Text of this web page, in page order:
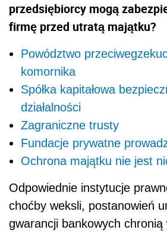
przedsiębiorcy mogą
firmę przed utratą majątku?
Powództwo
komornika
Spółka kapitałowa
działalności
Zagraniczne trusty
Fundacje prywatne
Ochrona majątku nie jest
Odpowiednie instytucje
choćby weksli, postanowień
gwarancji bankowych chronią